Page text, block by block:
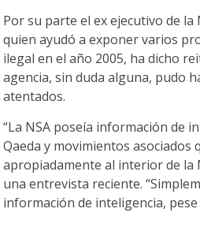
Por su parte el ex ejecutivo de la
quien ayudó a exponer varios
ilegal en el año 2005, ha dicho
agencia, sin duda alguna, pudo
atentados.
“La NSA poseía información de
Qaeda y movimientos asociados
apropiadamente al interior de la
una entrevista reciente.
información de inteligencia, pese